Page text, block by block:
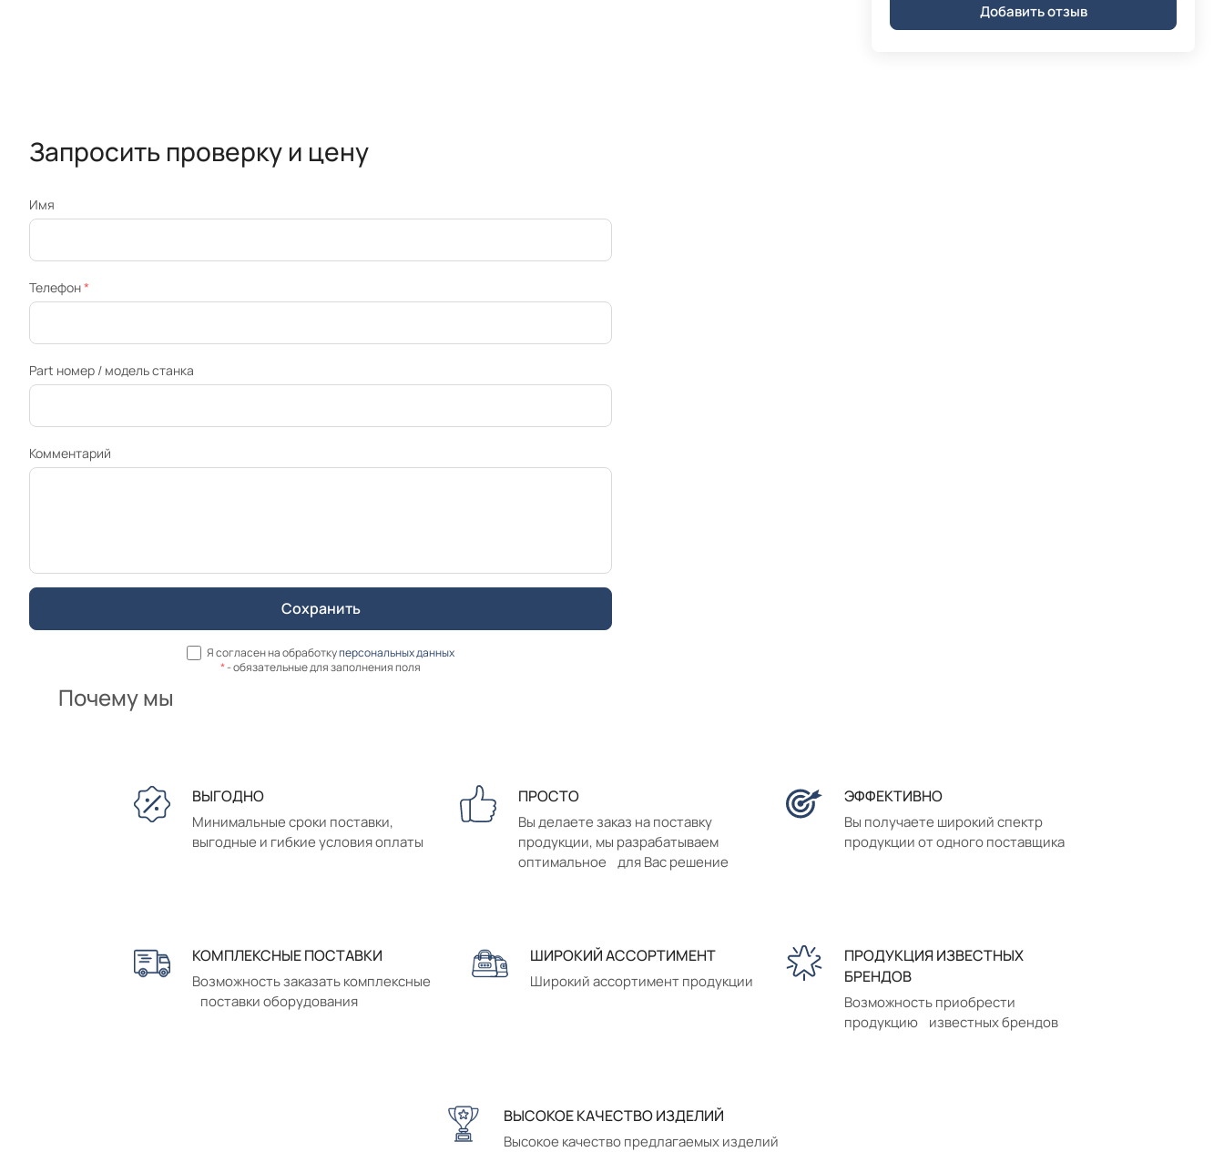
Добавить отзыв
Запросить проверку и цену
Имя
Телефон*
Part номер / модель станка
Комментарий
Я согласен на обработкуперсональных данных
*- обязательные для заполнения поля
Почему мы
ВЫГОДНО
Минимальные сроки поставки,
выгодные и гибкие условия оплаты
ПРОСТО
Вы делаете заказ на поставку
продукции, мы разрабатываем
оптимальное для Вас решение
ЭФФЕКТИВНО
Вы получаете широкий спектр
продукции от одного поставщика
КОМПЛЕКСНЫЕ ПОСТАВКИ
Возможность заказать комплексные
поставки оборудования
ШИРОКИЙ АССОРТИМЕНТ
Широкий ассортимент продукции
ПРОДУКЦИЯ ИЗВЕСТНЫХ
БРЕНДОВ
Возможность приобрести
продукцию известных брендов
ВЫСОКОЕ КАЧЕСТВО ИЗДЕЛИЙ
Высокое качество предлагаемых изделий